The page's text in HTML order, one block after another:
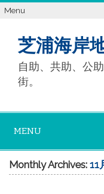
Menu
芝浦海岸
自助、共助、公
街。
MENU
Monthly Archives:11